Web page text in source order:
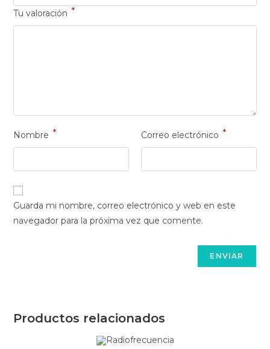
Tu valoración *
Nombre * Correo electrónico *
Guarda mi nombre, correo electrónico y web en este
navegador para la próxima vez que comente.
Productos relacionados